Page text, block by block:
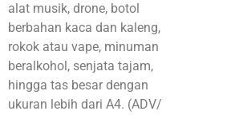
alat musik, drone, botol
berbahan kaca dan kaleng,
rokok atau vape, minuman
beralkohol, senjata tajam,
hingga tas besar dengan
ukuran lebih dari A4. (ADV/